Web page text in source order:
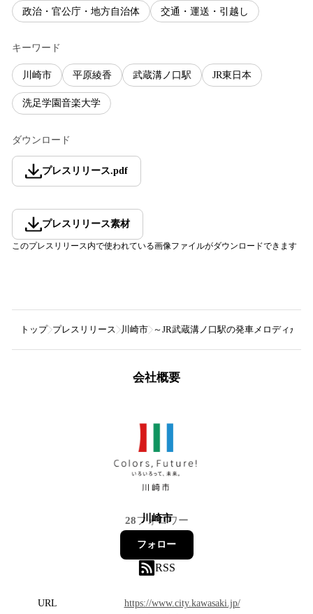
政治・官公庁・地方自治体 交通・運送・引越し
キーワード
川崎市 平原綾香 武蔵溝ノ口駅 JR東日本
洗足学園音楽大学
ダウンロード
プレスリリース.pdf
プレスリリース素材
このプレスリリース内で使われている画像ファイルがダウンロードできます
トップ プレスリリース 川崎市 ～JR武蔵溝ノ口駅の発車メロディが
会社概要
川崎市
28フォロワー
フォロー
RSS
URL
https://www.city.kawasaki.jp/